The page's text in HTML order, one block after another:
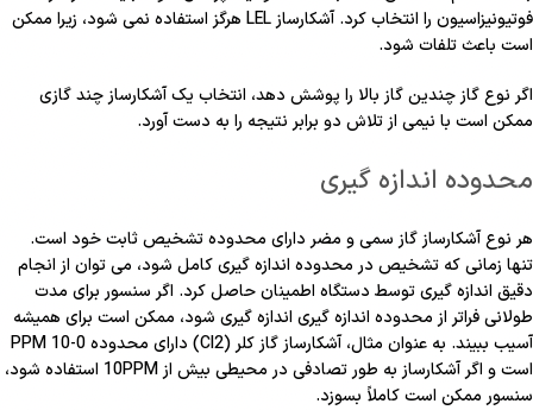
فوتیونیزاسیون را انتخاب کرد. آشکارساز LEL هرگز استفاده نمی شود، زیرا ممکن
است باعث تلفات شود.
اگر نوع گاز چندین گاز بالا را پوشش دهد، انتخاب یک آشکارساز چند گازی
ممکن است با نیمی از تلاش دو برابر نتیجه را به دست آورد.
محدوده اندازه گیری
هر نوع آشکارساز گاز سمی و مضر دارای محدوده تشخیص ثابت خود است.
تنها زمانی که تشخیص در محدوده اندازه گیری کامل شود، می توان از انجام
دقیق اندازه گیری توسط دستگاه اطمینان حاصل کرد. اگر سنسور برای مدت
طولانی فراتر از محدوده اندازه گیری اندازه گیری شود، ممکن است برای همیشه
آسیب ببیند. به عنوان مثال، آشکارساز گاز کلر (Cl2) دارای محدوده 0-10 PPM
است و اگر آشکارساز به طور تصادفی در محیطی بیش از 10PPM استفاده شود،
سنسور ممکن است کاملاً بسوزد.